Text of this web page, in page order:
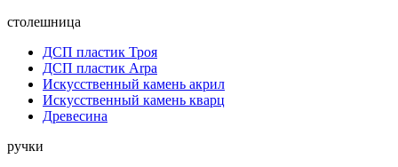
столешница
ДСП пластик Троя
ДСП пластик Arpa
Искусственный камень акрил
Искусственный камень кварц
Древесина
ручки